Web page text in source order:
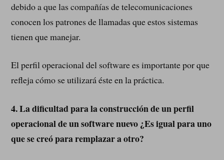
debido a que las compañías de telecomunicaciones
conocen los patrones de llamadas que estos sistemas
tienen que manejar.
El perfil operacional del software es importante por que
refleja cómo se utilizará éste en la práctica.
4.La dificultad para la construcción de un perfil
operacional de un software nuevo ¿Es igual para uno
que se creó para remplazar a otro?